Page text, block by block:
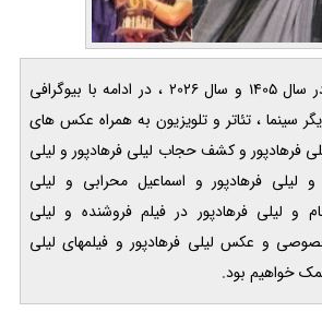
در این مطلب جدید در سال 1405 و سال 2026 ، در ادامه با بیوگرافی
سینما ، تئاتر و تلویزیون به همراه عکس های
فرهادپور و کشف حجاب لیلی فرهادپور و لیلی
فرهادپور و اسماعیل محرابی و لیلی
و لیلی فرهادپور در فیلم فروشنده و لیلی
و عکس لیلی فرهادپور و فیلمهای لیلی
خواهیم بود.